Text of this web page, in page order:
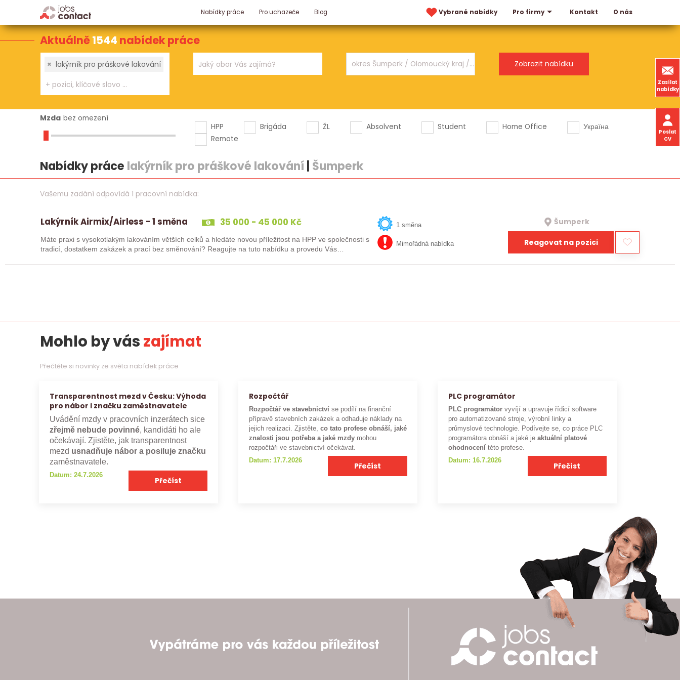
Nabídky práce Pro uchazeče Blog Vybrané nabídky Pro firmy Kontakt O nás
Zasílat
nabídky
Poslat
CV
Aktuálně1544 nabídek práce
× lakýrník pro práškové lakování
Mzda bez omezení
HPP
Brigáda ŽL Absolvent Student Home Office
Україна
Remote
Nabídky práce lakýrník pro práškové lakování Šumperk
Vašemu zadání odpovídá 1 pracovní nabídka:
Lakýrník Airmix/Airless - 1 směna 35 000 - 45 000 Kč
Máte praxi s vysokotlakým lakováním větších celků a hledáte novou příležitost na HPP ve společnosti s
tradicí, dostatkem zakázek a prací bez směnování? Reagujte na tuto nabídku a provedu Vás…
1 směna
Mimořádná nabídka
Šumperk
Reagovat na pozici
Mohlo by vászajímat
Přečtěte si novinky ze světa nabídek práce
Transparentnost mezd v Česku: Výhoda
pro nábor i značku zaměstnavatele
Uvádění mzdy v pracovních inzerátech sice
zřejmě nebude povinné, kandidáti ho ale
očekávají. Zjistěte, jak transparentnost
mezd usnadňuje nábor a posiluje značku
zaměstnavatele.
Datum: 24.7.2026
Přečíst
Rozpočtář
Rozpočtář ve stavebnictví se podílí na finanční
přípravě stavebních zakázek a odhaduje náklady na
jejich realizaci. Zjistěte,co tato profese obnáší, jaké
znalosti jsou potřeba a jaké mzdy mohou
rozpočtáři ve stavebnictví očekávat.
Datum: 17.7.2026
Přečíst
PLC programátor
PLC programátor vyvíjí a upravuje řídicí software
pro automatizované stroje, výrobní linky a
průmyslové technologie. Podívejte se, co práce PLC
programátora obnáší a jaké je aktuální platové
ohodnocení této profese.
Datum: 16.7.2026
Přečíst